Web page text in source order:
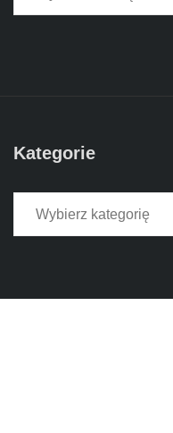
Kategorie
Kategorie